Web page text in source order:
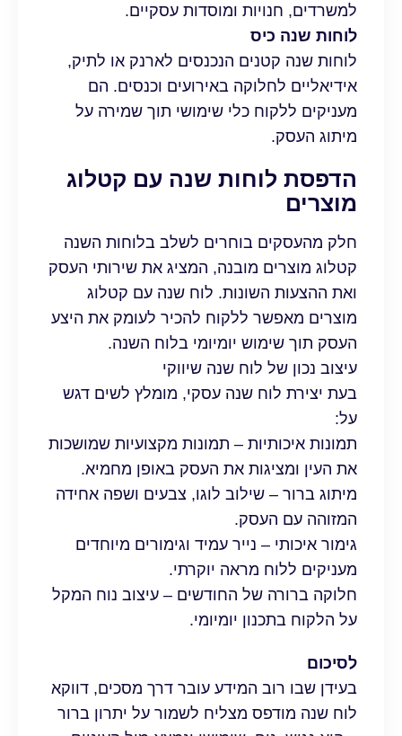
למשרדים, חנויות ומוסדות עסקיים.
לוחות שנה כיס
לוחות שנה קטנים הנכנסים לארנק או לתיק,
אידיאליים לחלוקה באירועים וכנסים. הם
מעניקים ללקוח כלי שימושי תוך שמירה על
מיתוג העסק.
הדפסת לוחות שנה עם קטלוג
מוצרים
חלק מהעסקים בוחרים לשלב בלוחות השנה
קטלוג מוצרים מובנה, המציג את שירותי העסק
ואת ההצעות השונות. לוח שנה עם קטלוג
מוצרים מאפשר ללקוח להכיר לעומק את היצע
העסק תוך שימוש יומיומי בלוח השנה.
עיצוב נכון של לוח שנה שיווקי
בעת יצירת לוח שנה עסקי, מומלץ לשים דגש
על:
תמונות איכותיות – תמונות מקצועיות שמושכות
את העין ומציגות את העסק באופן מחמיא.
מיתוג ברור – שילוב לוגו, צבעים ושפה אחידה
המזוהה עם העסק.
גימור איכותי – נייר עמיד וגימורים מיוחדים
מעניקים ללוח מראה יוקרתי.
חלוקה ברורה של החודשים – עיצוב נוח המקל
על הלקוח בתכנון יומיומי.
לסיכום
בעידן שבו רוב המידע עובר דרך מסכים, דווקא
לוח שנה מודפס מצליח לשמור על יתרון ברור